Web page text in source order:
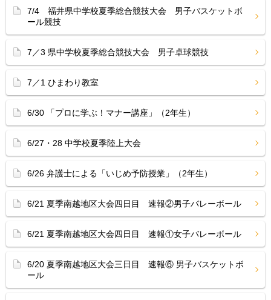
7/4 福井県中学校夏季総合競技大会 男子バスケットボ
ール競技
7／3 県中学校夏季総合競技大会 男子卓球競技
7／1 ひまわり教室
6/30 「プロに学ぶ！マナー講座」（2年生）
6/27・28 中学校夏季陸上大会
6/26 弁護士による「いじめ予防授業」（2年生）
6/21 夏季南越地区大会四日目 速報②男子バレーボール
6/21 夏季南越地区大会四日目 速報①女子バレーボール
6/20 夏季南越地区大会三日目 速報⑥ 男子バスケットボ
ール